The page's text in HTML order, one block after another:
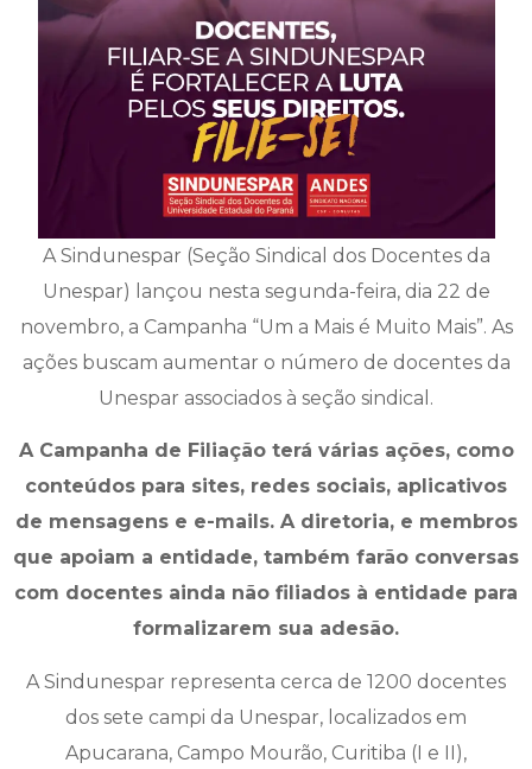
A Sindunespar (Seção Sindical dos Docentes da
Unespar) lançou nesta segunda-feira, dia 22 de
novembro, a Campanha “Um a Mais é Muito Mais”. As
ações buscam aumentar o número de docentes da
Unespar associados à seção sindical.
A Campanha de Filiação terá várias ações, como
conteúdos para sites, redes sociais, aplicativos
de mensagens e e-mails. A diretoria, e membros
que apoiam a entidade, também farão conversas
com docentes ainda não filiados à entidade para
formalizarem sua adesão.
A Sindunespar representa cerca de 1200 docentes
dos sete campi da Unespar, localizados em
Apucarana, Campo Mourão, Curitiba (I e II),